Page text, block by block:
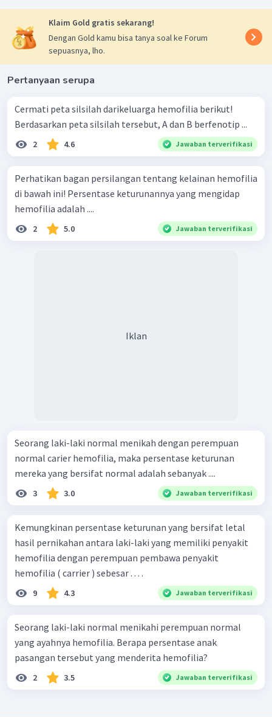
Klaim Gold gratis sekarang!
Dengan Gold kamu bisa tanya soal ke Forum
sepuasnya, lho.
Pertanyaan serupa
Cermati peta silsilah darikeluarga hemofilia berikut!
Berdasarkan peta silsilah tersebut, A dan B berfenotip ...
2 4.6 Jawaban terverifikasi
Perhatikan bagan persilangan tentang kelainan hemofilia
di bawah ini! Persentase keturunannya yang mengidap
hemofilia adalah ....
2 5.0 Jawaban terverifikasi
Iklan
Seorang laki-laki normal menikah dengan perempuan
normal carier hemofilia, maka persentase keturunan
mereka yang bersifat normal adalah sebanyak ....
3 3.0 Jawaban terverifikasi
Kemungkinan persentase keturunan yang bersifat letal
hasil pernikahan antara laki-laki yang memiliki penyakit
hemofilia dengan perempuan pembawa penyakit
hemofilia ( carrier ) sebesar . . . .
9 4.3 Jawaban terverifikasi
Seorang laki-laki normal menikahi perempuan normal
yang ayahnya hemofilia. Berapa persentase anak
pasangan tersebut yang menderita hemofilia?
2 3.5 Jawaban terverifikasi